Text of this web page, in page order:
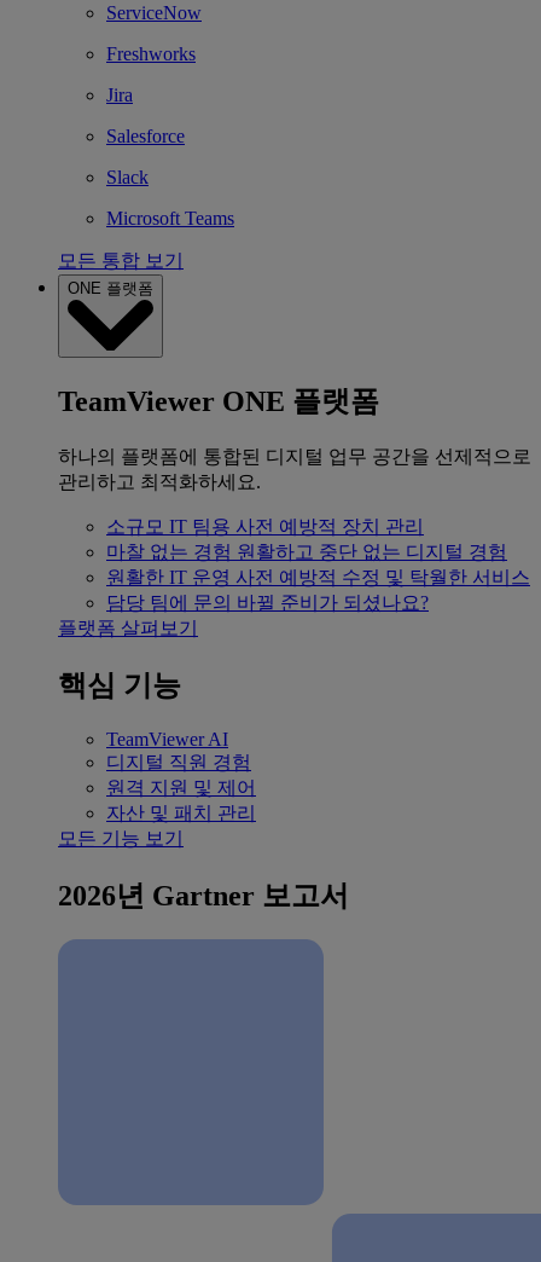
ServiceNow
Freshworks
Jira
Salesforce
Slack
Microsoft Teams
모든 통합 보기
ONE 플랫폼
TeamViewer ONE 플랫폼
하나의 플랫폼에 통합된 디지털 업무 공간을 선제적으로
관리하고 최적화하세요.
소규모 IT 팀용 사전 예방적 장치 관리
마찰 없는 경험 원활하고 중단 없는 디지털 경험
원활한 IT 운영 사전 예방적 수정 및 탁월한 서비스
담당 팀에 문의 바뀔 준비가 되셨나요?
플랫폼 살펴보기
핵심 기능
TeamViewer AI
디지털 직원 경험
원격 지원 및 제어
자산 및 패치 관리
모든 기능 보기
2026년 Gartner 보고서